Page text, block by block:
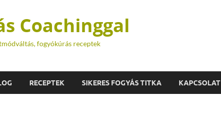
Coachinggal
fogyókúrás receptek
RECEPTEK SIKERES FOGYÁS TITKA KAPCSOLAT